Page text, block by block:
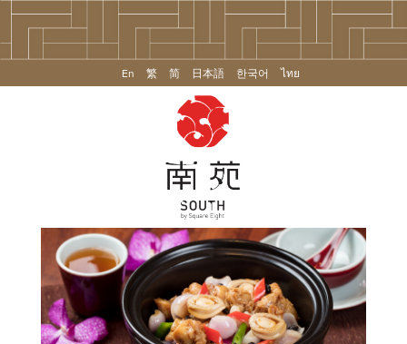
En 繁 简 日本語 한국어 ไทย